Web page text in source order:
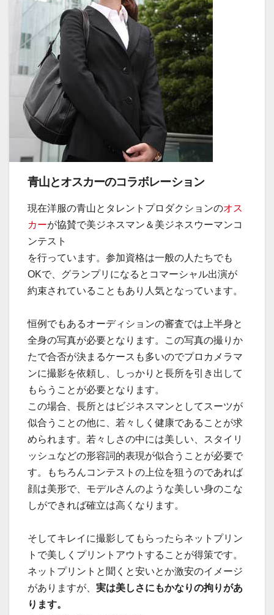
青山とオスカーのコラボレーション
現在洋服の青山とタレントプロダクションのオス
カーが協賛で美ジネスマン＆美ジネスウーマンコ
ンテスト
を行っています。参加資格は一般の人たちでも
OKで、グランプリになるとコマーシャル出演が
約束されていることもあり人気となっています。
恒例でもあるオーディションの審査では上半身と
全身の写真が必要となります。この写真の撮りか
たで合否が決まるケースも多いのでプロカメラマ
ンに撮影を依頼し、しっかりと長所を引き出して
もらうことが必要となります。
この場合、長所とはビジネスマンとしてスーツが
似合うことの他に、若々しく健康であることが求
められます。若々しさの中には美しい、スタイリ
ッシュなどの形容詞的表現が似合うことが必要で
す。もちろんコンテストの上位を狙うのであれば
顔は美形で、モデルさんのような美しい身のこな
しができれば確立は高くなります。
そしてキレイに撮影してもらったらネットプリン
トで美しくプリントアウトすることが得策です。
ネットプリントと聞くと安いとか激安のイメージ
がありますが、 実は美しさにもかなりの拘りがあ
ります。